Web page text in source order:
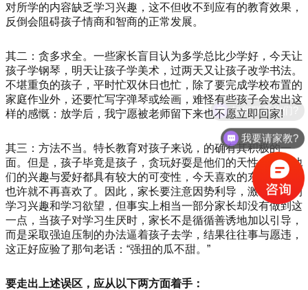
对所学的内容缺乏学习兴趣，这不但收不到应有的教育效果，
反倒会阻碍孩子情商和智商的正常发展。
其二：贪多求全。一些家长盲目认为多学总比少学好，今天让
孩子学钢琴，明天让孩子学美术，过两天又让孩子改学书法。
不堪重负的孩子，平时忙双休日也忙，除了要完成学校布置的
家庭作业外，还要忙写字弹琴或绘画，难怪有些孩子会发出这
样的感慨：放学后，我宁愿被老师留下来也不愿立即回家!
其三：方法不当。特长教育对孩子来说，的确有其积极的一
面。但是，孩子毕竟是孩子，贪玩好耍是他们的天性，同时他
们的兴趣与爱好都具有较大的可变性，今天喜欢的东西，明天
也许就不再喜欢了。因此，家长要注意因势利导，激发孩子的
学习兴趣和学习欲望，但事实上相当一部分家长却没有做到这
一点，当孩子对学习生厌时，家长不是循循善诱地加以引导，
而是采取强迫压制的办法逼着孩子去学，结果往往事与愿违，
这正好应验了那句老话：“强扭的瓜不甜。”
要走出上述误区，应从以下两方面着手：
我要请家教?
如何联系你们?